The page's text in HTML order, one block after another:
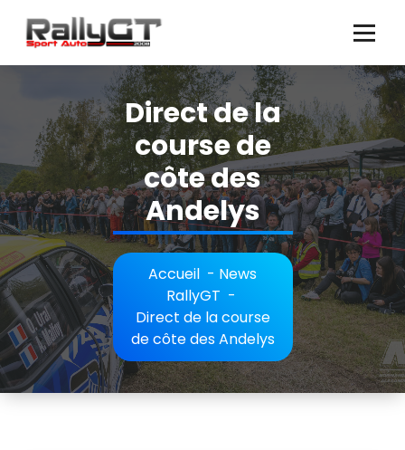
contenu
Direct de la
course de
côte des
Andelys
Accueil - News
RallyGT -
Direct de la course
de côte des Andelys